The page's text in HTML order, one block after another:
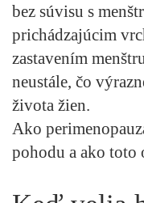
bez súvisu s
prichádzajúcim
zastavením
neustále, čo
života žien.
Ako
pohodu a ako